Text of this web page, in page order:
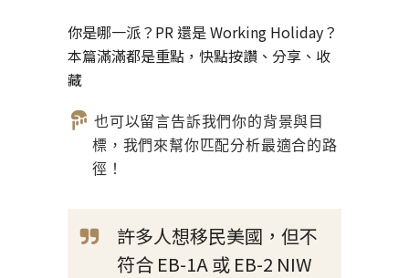
你是哪一派？PR 還是 Working Holiday？
本篇滿滿都是重點，快點按讚、分享、收
藏
也可以留言告訴我們你的背景與目
標，我們來幫你匹配分析最適合的路
徑！
許多人想移民美國，但不
符合 EB-1A 或 EB-2 NIW